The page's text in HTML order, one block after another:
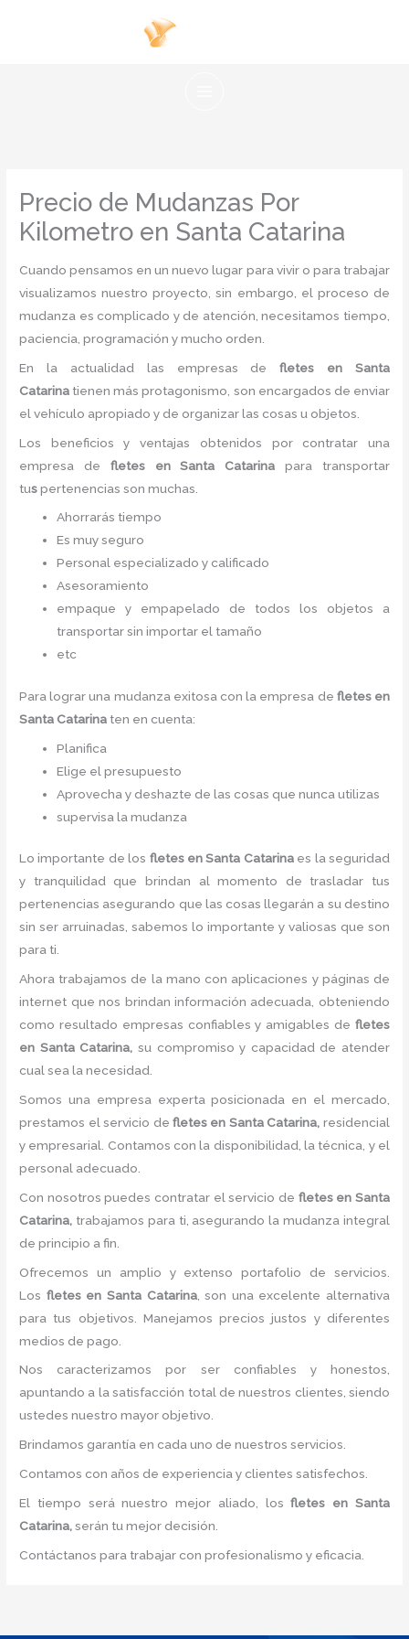
Precio de Mudanzas Por
Kilometro en Santa Catarina
Cuando pensamos en un nuevo lugar para vivir o para trabajar
visualizamos nuestro proyecto, sin embargo, el proceso de
mudanza es complicado y de atención, necesitamos tiempo,
paciencia, programación y mucho orden.
En la actualidad las empresas defletes en Santa
Catarina tienen más protagonismo, son encargados de enviar
el vehículo apropiado y de organizar las cosas u objetos.
Los beneficios y ventajas obtenidos por contratar una
empresa de fletes en Santa Catarinapara transportar
tuspertenencias son muchas.
Ahorrarás tiempo
Es muy seguro
Personal especializado y calificado
Asesoramiento
empaque y empapelado de todos los objetos a
transportar sin importar el tamaño
etc
Para lograr una mudanza exitosa con la empresa de fletes en
Santa Catarina ten en cuenta:
Planifica
Elige el presupuesto
Aprovecha y deshazte de las cosas que nunca utilizas
supervisa la mudanza
Lo importante de los fletes en Santa Catarina es la seguridad
y tranquilidad que brindan al momento de trasladar tus
pertenencias asegurando que las cosas llegarán a su destino
sin ser arruinadas, sabemos lo importante y valiosas que son
para ti.
Ahora trabajamos de la mano con aplicaciones y páginas de
internet que nos brindan información adecuada, obteniendo
como resultado empresas confiables y amigables de fletes
en Santa Catarina, su compromiso y capacidad de atender
cual sea la necesidad.
Somos una empresa experta posicionada en el mercado,
prestamos el servicio de fletes en Santa Catarina, residencial
y empresarial. Contamos con la disponibilidad, la técnica, y el
personal adecuado.
Con nosotros puedes contratar el servicio de fletes en Santa
Catarina, trabajamos para ti, asegurando la mudanza integral
de principio a fin.
Ofrecemos un amplio y extenso portafolio de servicios.
Los fletes en Santa Catarina, son una excelente alternativa
para tus objetivos. Manejamos precios justos y diferentes
medios de pago.
Nos caracterizamos por ser confiables y honestos,
apuntando a la satisfacción total de nuestros clientes, siendo
ustedes nuestro mayor objetivo.
Brindamos garantía en cada uno de nuestros servicios.
Contamos con años de experiencia y clientes satisfechos.
El tiempo será nuestro mejor aliado, losfletes en Santa
Catarina,serán tu mejor decisión.
Contáctanos para trabajar con profesionalismo y eficacia.